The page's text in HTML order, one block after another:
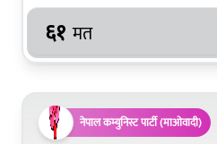
६१ मत
नेपाल कम्युनिस्ट पार्टी (माओवादी)